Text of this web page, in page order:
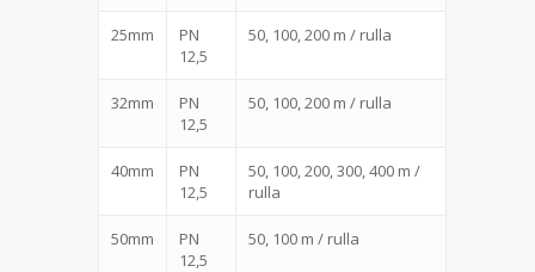
25mm
PN
12,5
50, 100, 200 m / rulla
32mm
PN
12,5
50, 100, 200 m / rulla
40mm
PN
12,5
50, 100, 200, 300, 400 m /
rulla
50mm
PN
12,5
50, 100 m / rulla